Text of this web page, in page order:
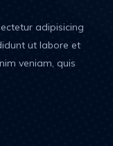
adipisicing
ut labore et
veniam, quis